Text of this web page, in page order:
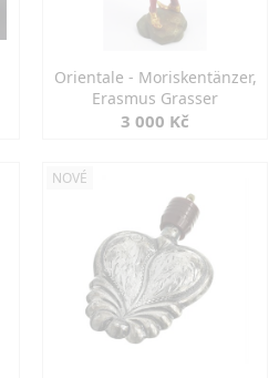
Orientale - Moriskentänzer,
Erasmus Grasser
3 000 Kč
NOVÉ